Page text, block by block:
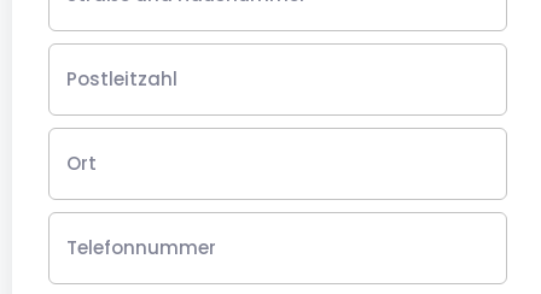
Postleitzahl
Ort
Telefonnummer